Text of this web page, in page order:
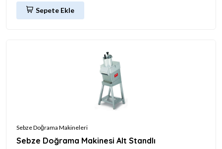
Sepete Ekle
Sebze Doğrama Makineleri
Sebze Doğrama Makinesi Alt Standlı